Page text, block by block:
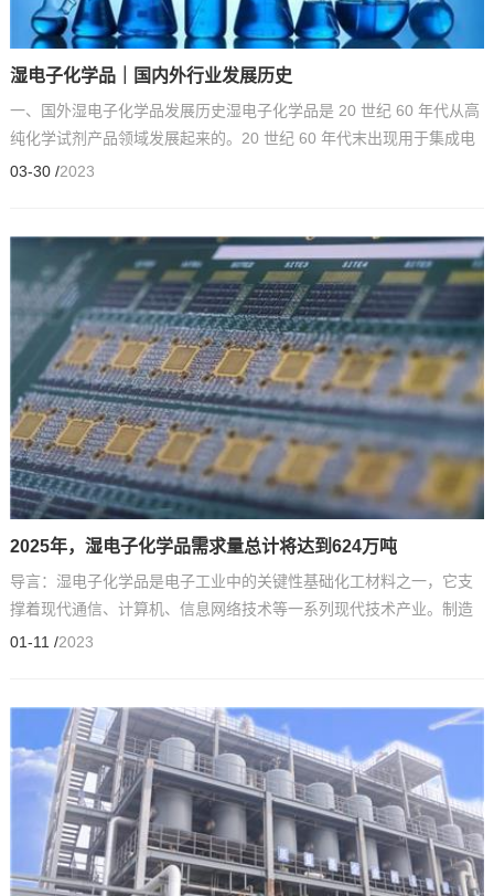
湿电子化学品｜国内外行业发展历史
一、国外湿电子化学品发展历史湿电子化学品是 20 世纪 60 年代从高
纯化学试剂产品领域发展起来的。20 世纪 60 年代末出现用于集成电
路制造的电子级专用化学试剂。此类试剂一般用于集成...
03-30 /2023
2025年，湿电子化学品需求量总计将达到624万吨
导言：湿电子化学品是电子工业中的关键性基础化工材料之一，它支
撑着现代通信、计算机、信息网络技术等一系列现代技术产业。制造
硅基芯片有数百道工序，需要重复进行光刻、显影、蚀刻...
01-11 /2023